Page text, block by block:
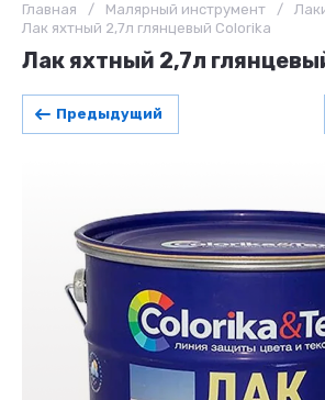
Главная / Малярный инструмент /
Лак яхтный 2,7л глянцевый Colorika
Лак яхтный 2,7л
Предыдущий